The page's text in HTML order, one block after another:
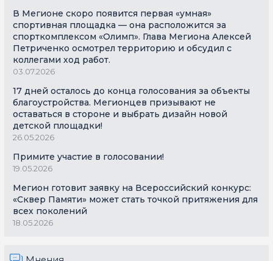
В Мегионе скоро появится первая «умная»
спортивная площадка — она расположится за
спорткомплексом «Олимп». Глава Мегиона Алексей
Петриченко осмотрел территорию и обсудил с
коллегами ход работ.
03.07.2026
17 дней осталось до конца голосования за объекты
благоустройства. Мегионцев призывают не
оставаться в стороне и выбрать дизайн новой
детской площадки!
26.05.2026
Примите участие в голосовании!
19.05.2026
Мегион готовит заявку на Всероссийский конкурс:
«Сквер Памяти» может стать точкой притяжения для
всех поколений
18.05.2026